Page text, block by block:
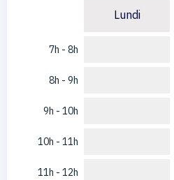
7h - 8h
8h - 9h
9h - 10h
10h - 11h
11h - 12h
Lundi